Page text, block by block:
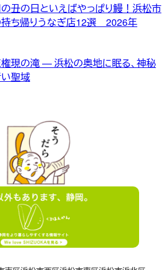
丑の日といえばやっぱり鰻！浜松市
ち帰りうなぎ店12選 2026年
現の滝 — 浜松の奥地に眠る、神秘
聖域